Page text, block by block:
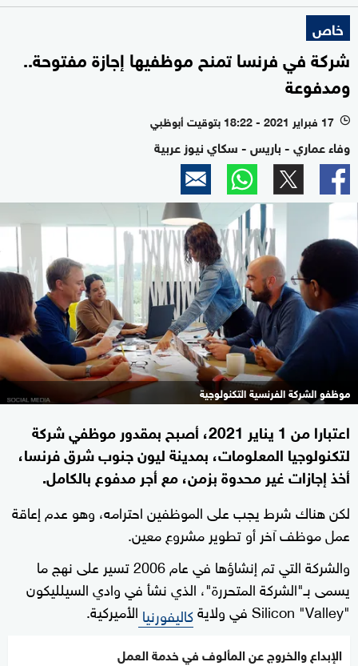
خاص
شركة في فرنسا تمنح موظفيها إجازة مفتوحة..
ومدفوعة
l 17 فبراير 2021 - 18:22 بتوقيت أبوظبي
وفاء عماري - باريس - سكاي نيوز عربية
موظفو الشركة الفرنسية التكنولوجية
اعتبارا من 1 يناير 2021، أصبح بمقدور موظفي شركة
لتكنولوجيا المعلومات، بمدينة ليون جنوب شرق فرنسا،
أخذ إجازات غير محدوة بزمن، مع أجر مدفوع بالكامل.
لكن هناك شرط يجب على الموظفين احترامه، وهو عدم إعاقة
عمل موظف آخر أو تطوير مشروع معين.
والشركة التي تم إنشاؤها في عام 2006 تسير على نهج ما
يسمى بـ"الشركة المتحررة"، الذي نشأ في وادي السيلليكون
"Silicon "Valley في ولاية
كاليفورنيا الأميركية.
الإبداع والخروج عن المألوف في خدمة العمل